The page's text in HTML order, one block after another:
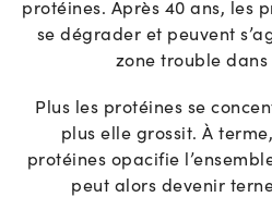
protéines. Après 40 ans, les
se dégrader et peuvent
zone trouble
Plus les protéines se
plus elle grossit. À
protéines opacifie
peut alors devenir